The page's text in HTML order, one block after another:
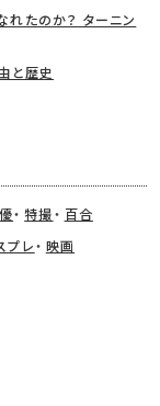
れたのか？ ターニン
と歴史
特撮
百合
プレ
映画